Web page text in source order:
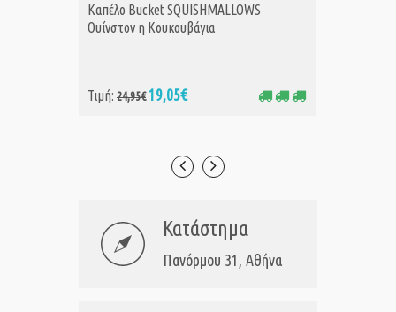
ΑΓΟΡΑ
Καπέλο Bucket SQUISHMALLOWS
Ουίνστον η Κουκουβάγια
Τιμή: 24,95€ 19,05€
Κατάστημα
Πανόρμου 31, Αθήνα